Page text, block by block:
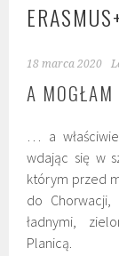
18 marca 2020
A
… a
wdając się w
którym przed
do Chorwacji,
ładnymi,
Planicą.